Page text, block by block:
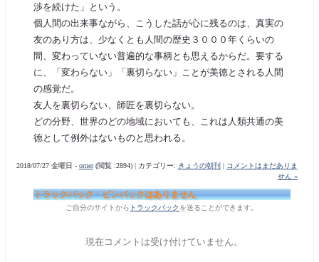
渉を続けた」という。
個人間の出来事ながら、こうした話が心に残るのは、真実の
友のあり方は、少なくとも人間の歴史３０００年くらいの
間、変わっていない普遍的な事柄とも思えるからだ。要する
に、「変わらない」「裏切らない」ことが美徳とされる人間
の感覚だ。
友人を裏切らない、師匠を裏切らない。
どの分野、世界のどの地域においても、これは人類共通の美
徳として例外はないものと思われる。
2018/07/27 金曜日 - orner(閲覧 :2894) | カテゴリー: きょうの朝刊
コメントはまだありま
せん »
トラックバック・ピンバックはありません
ご自分のサイトから トラックバック を送ることができます。
現在コメントは受け付けていません。